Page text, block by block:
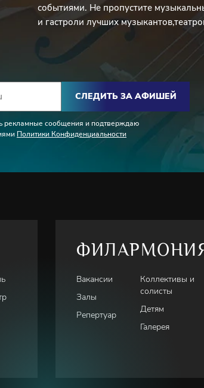
событиями. Не пропустите
и гастроли лучших
СЛЕДИТЬ ЗА АФИШЕЙ
рекламные сообщения и подтверждаю
Политики Конфиденциальности
Вакансии
Залы
Репертуар
Коллективы и
солисты
Детям
Галерея